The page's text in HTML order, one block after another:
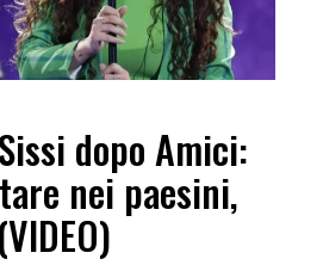
dopo Amici:
nei paesini,